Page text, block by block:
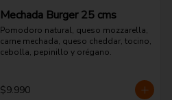
Mechada Burger 25 cms
Pomodoro natural, queso mozzarella,
carne mechada, queso cheddar, tocino,
cebolla, pepinillo y orégano.
$9.990